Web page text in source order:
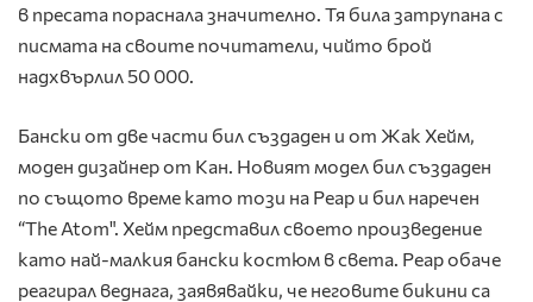
в пресата пораснала значително. Тя била затрупана с
писмата на своите почитатели, чийто брой
надхвърлил 50 000.
Бански от две части бил създаден и от Жак Хейм,
моден дизайнер от Кан. Новият модел бил създаден
по същото време като този на Реар и бил наречен
“The Atom". Хейм представил своето произведение
като най-малкия бански костюм в света. Реар обаче
реагирал веднага, заявявайки, че неговите бикини са